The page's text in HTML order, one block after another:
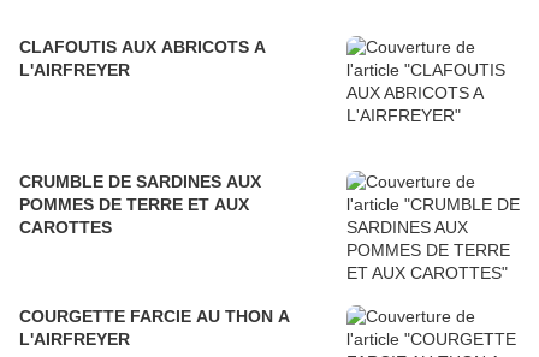
CLAFOUTIS AUX ABRICOTS A
L'AIRFREYER
CRUMBLE DE SARDINES AUX
POMMES DE TERRE ET AUX
CAROTTES
COURGETTE FARCIE AU THON A
L'AIRFREYER